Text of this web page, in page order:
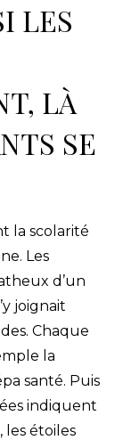
LES
LÀ
SE
la scolarité
Les
d’un
joignait
Chaque
la
santé. Puis
indiquent
les étoiles